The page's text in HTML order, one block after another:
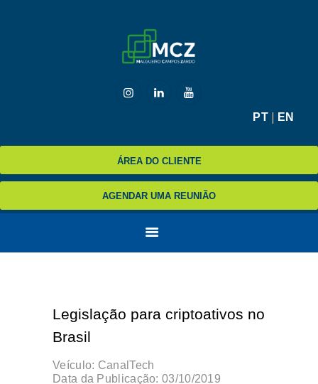
PT| EN
ÁREA DO CLIENTE
AGENDAR UMA REUNIÃO
NA MÍDIA
BLOG
CONTATO
Legislação para criptoativos no
Brasil
Veículo: CanalTech
Data da Publicação: 03/10/2019